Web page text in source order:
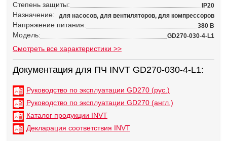
Степень защиты: IP20
Назначение: для насосов, для вентиляторов, для компрессоров
Напряжение питания: 380 В
Модель: GD270-030-4-L1
Смотреть все характеристики >>
Документация для ПЧ INVT GD270-030-4-L1:
Руководство по эксплуатации GD270 (рус.)
Руководство по эксплуатации GD270 (англ.)
Каталог продукции INVT
Декларация соответствия INVT